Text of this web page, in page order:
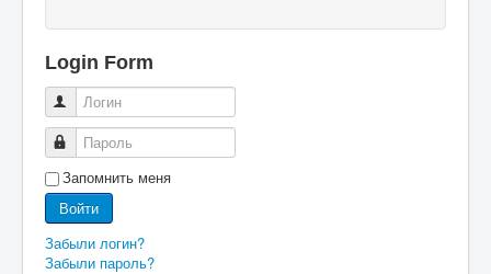
Login Form
Логин
Пароль
Запомнить меня
Войти
Забыли логин?
Забыли пароль?